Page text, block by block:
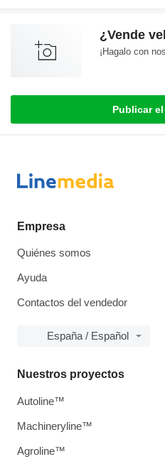
¿Vende
¡Hagalo con
Publicar
Empresa
Quiénes somos
Ayuda
Contactos del vendedor
España / Español
Nuestros proyectos
Autoline™
Machineryline™
Agroline™